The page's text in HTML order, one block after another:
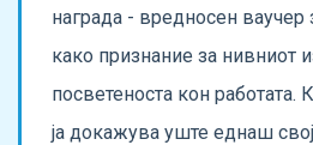
награда - вредносен ваучер
како признание за нивниот
посветеноста кон работата.
ја докажува уште еднаш